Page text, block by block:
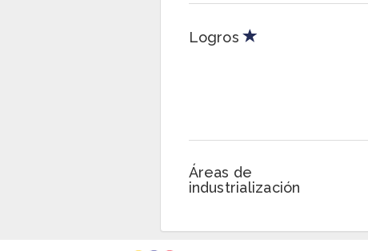
Logros
Áreas de
industrialización